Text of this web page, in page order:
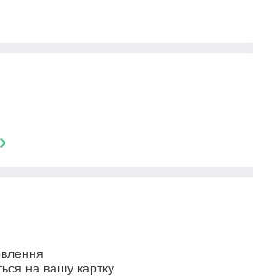
на вашу картку